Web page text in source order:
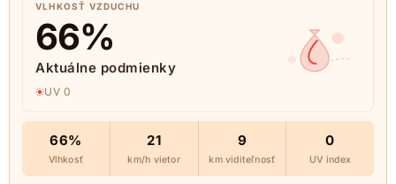
VLHKOSŤ VZDUCHU
66%
Aktuálne podmienky
UV 0
66%
Vlhkosť
21
km/h vietor
9
km viditeľnosť
0
UV index